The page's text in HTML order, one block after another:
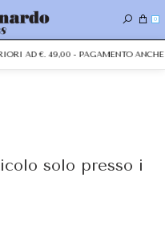
0
AD €. 49,00 - PAGAMENTO ANCHE
solo presso i